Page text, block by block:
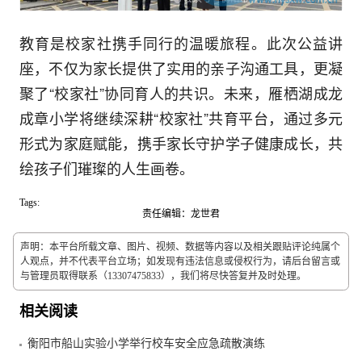
教育是校家社携手同行的温暖旅程。此次公益讲
座，不仅为家长提供了实用的亲子沟通工具，更凝
聚了“校家社”协同育人的共识。未来，雁栖湖成龙
成章小学将继续深耕“校家社”共育平台，通过多元
形式为家庭赋能，携手家长守护学子健康成长，共
绘孩子们璀璨的人生画卷。
Tags:
责任编辑：龙世君
声明：本平台所载文章、图片、视频、数据等内容以及相关跟贴评论纯属个
人观点，并不代表平台立场；如发现有违法信息或侵权行为，请后台留言或
与管理员取得联系（13307475833），我们将尽快答复并及时处理。
相关阅读
衡阳市船山实验小学举行校车安全应急疏散演练